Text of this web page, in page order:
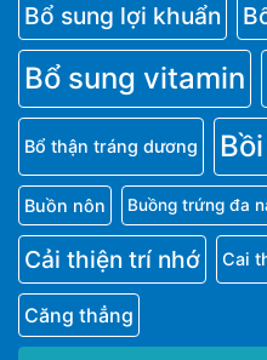
Bổ sung lợi khuẩn
Bổ sung vitamin
Bổ thận tráng dương
Buồn nôn Buồng trứng đa
Cải thiện trí nhớ Cai
Căng thẳng